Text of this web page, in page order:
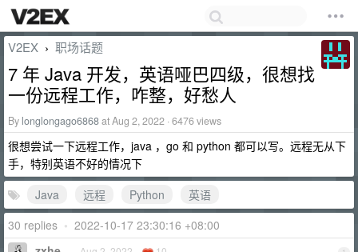
V2EX › 职场话题
7 年 Java 开发，英语哑巴四级，很想找
一份远程工作，咋整，好愁人
By longlongago6868at Aug 2, 2022 · 6476 views
很想尝试一下远程工作，java ，go 和 python 都可以写。远程无从下
手，特别英语不好的情况下
Java
远程 Python
英语
30 replies • 2022-10-17 23:30:16 +08:00